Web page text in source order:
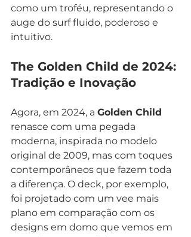
como um troféu, representando o
auge do surf fluido, poderoso e
intuitivo.
The Golden Child de 2024:
Tradição e Inovação
Agora, em 2024, a Golden Child
renasce com uma pegada
moderna, inspirada no modelo
original de 2009, mas com toques
contemporâneos que fazem toda
a diferença. O deck, por exemplo,
foi projetado com um vee mais
plano em comparação com os
designs em domo que vemos em